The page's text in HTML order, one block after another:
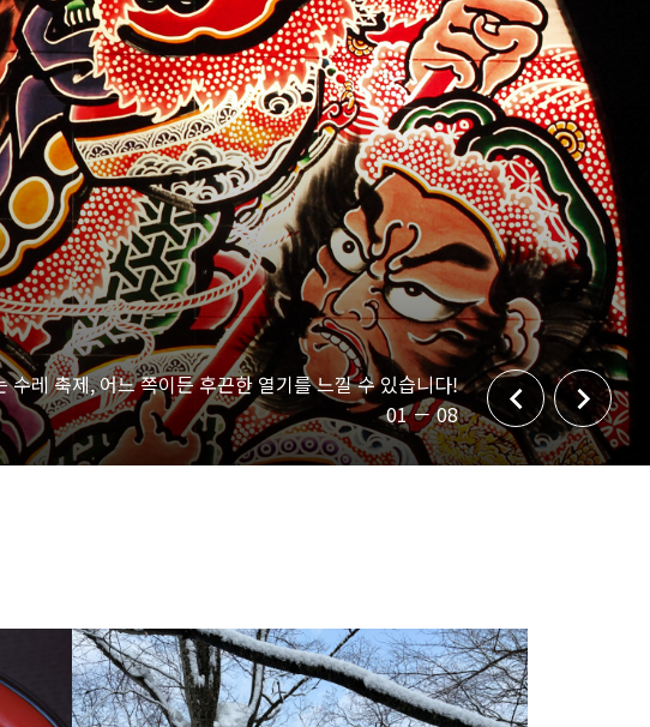
레 축제, 어느 쪽이든 후끈한 열기를 느낄 수 있습니다!
more